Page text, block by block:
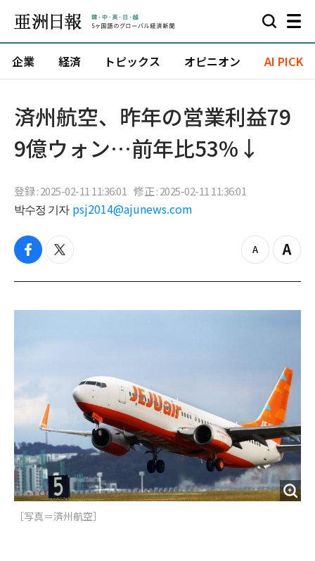
企業 経済 トピックス オピニオン AI PICK
済州航空、昨年の営業利益79
9億ウォン…前年比53%↓
登録 : 2025-02-11 11:36:01 修正 : 2025-02-11 11:36:01
박수정 기자 psj2014@ajunews.com
f
c
b
t
i
t
z
o
o
Z
o
i
［写真＝済州航空］